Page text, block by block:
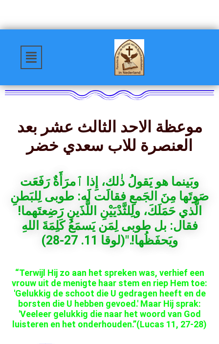
موعظة الاحد الثالث عشر بعد
العنصرة للاب سعدي خضر
وبَينما هو يَقولُ ذٰلك، إِذا ٱمرَأَةٌ رَفَعَت
صَوتَها مِنَ الجَمعِ فقالَت لَه: طوبى لِلبَطنِ
الَّذي حَمَلَكَ، ولِلثَّدْيَيْنِ اللَّذَينِ رَضِعتَهما!
فقال: بل طوبى لِمَن يَسمَعُ كَلِمَةَ اللهِ
ويَحفَظُها!."(لوقا 11. 27-28)
“Terwijl Hij zo aan het spreken was, verhief een
vrouw uit de menigte haar stem en riep Hem toe:
'Gelukkig de schoot die U gedragen heeft en de
borsten die U hebben gevoed.' Maar Hij sprak:
'Veeleer gelukkig die naar het woord van God
luisteren en het onderhouden.”(Lucas 11, 27-28)